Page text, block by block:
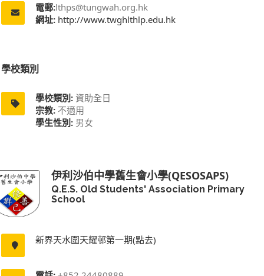
電郵:lthps@tungwah.org.hk
網址: http://www.twghlthlp.edu.hk
學校類別
學校類別: 資助全日
宗教: 不適用
學生性別: 男女
伊利沙伯中學舊生會小學(QESOSAPS)
Q.E.S. Old Students' Association Primary
School
新界天水圍天耀邨第一期(點去)